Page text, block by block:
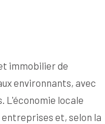
immobilier de
environnants, avec
L'économie locale
et, selon la